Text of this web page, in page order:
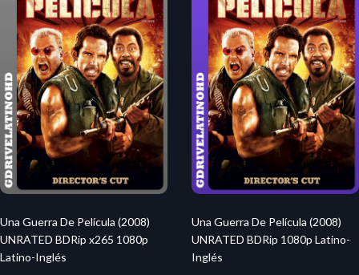
Una Guerra De Película (2008)
UNRATED BDRip x265 1080p
Latino-Inglés
Una Guerra De Película (2008)
UNRATED BDRip 1080p Latino-
Inglés